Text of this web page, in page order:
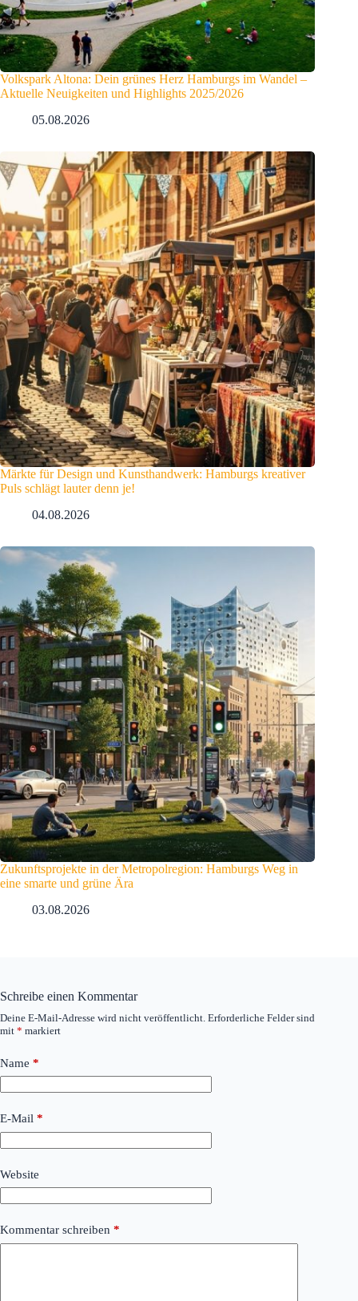
Volkspark Altona: Dein grünes Herz Hamburgs im Wandel –
Aktuelle Neuigkeiten und Highlights 2025/2026
05.08.2026
Märkte für Design und Kunsthandwerk: Hamburgs kreativer
Puls schlägt lauter denn je!
04.08.2026
Zukunftsprojekte in der Metropolregion: Hamburgs Weg in
eine smarte und grüne Ära
03.08.2026
Schreibe einen Kommentar
Deine E-Mail-Adresse wird nicht veröffentlicht. Erforderliche Felder sind
mit * markiert
Name *
E-Mail *
Website
Kommentar schreiben *